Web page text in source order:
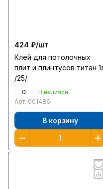
424 ₽/шт
Клей для потолочных
плит и плинтусов титан
/25/
0
В наличии
Арт. 001486
В корзину